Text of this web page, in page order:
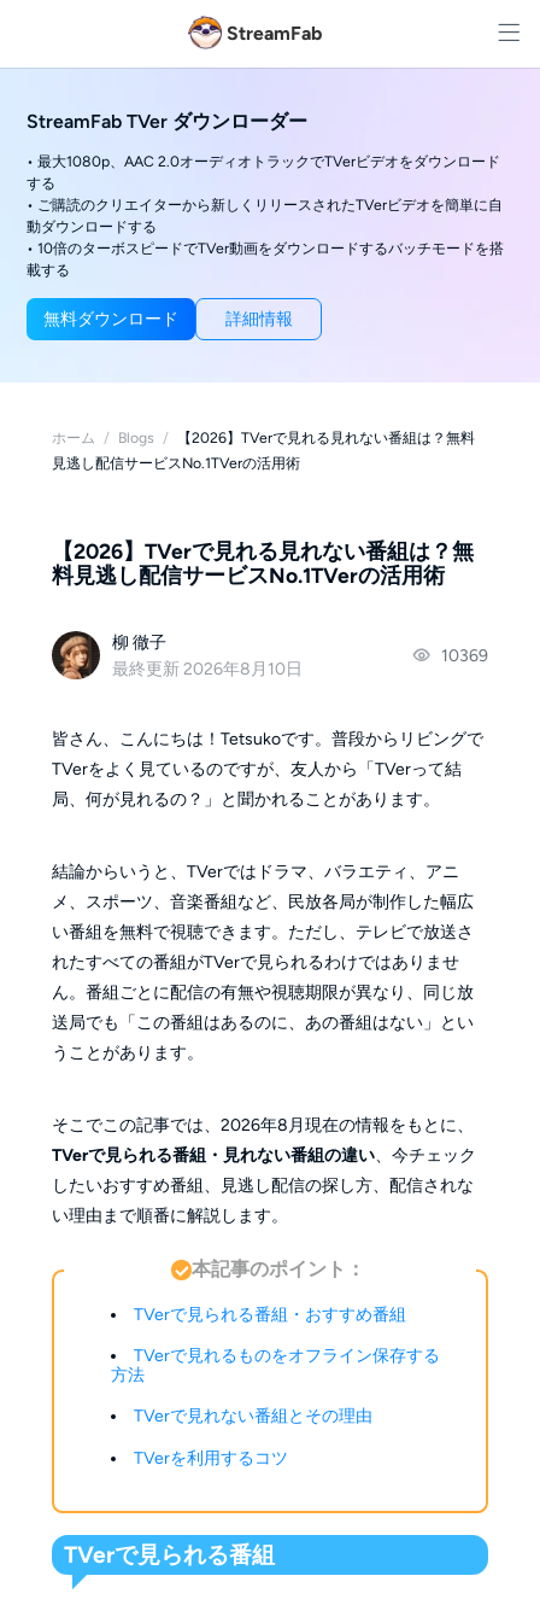
StreamFab
StreamFab TVer ダウンローダー
• 最大1080p、AAC 2.0オーディオトラックでTVerビデオをダウンロード
する
• ご購読のクリエイターから新しくリリースされたTVerビデオを簡単に自
動ダウンロードする
• 10倍のターボスピードでTVer動画をダウンロードするバッチモードを搭
載する
無料ダウンロード 詳細情報
ホーム / Blogs /
【2026】TVerで見れる見れない番組は？無料
見逃し配信サービスNo.1TVerの活用術
【2026】TVerで見れる見れない番組は？無
料見逃し配信サービスNo.1TVerの活用術
柳 徹子
最終更新 2026年8月10日
10369
皆さん、こんにちは！Tetsukoです。普段からリビングで
TVerをよく見ているのですが、友人から「TVerって結
局、何が見れるの？」と聞かれることがあります。
結論からいうと、TVerではドラマ、バラエティ、アニ
メ、スポーツ、音楽番組など、民放各局が制作した幅広
い番組を無料で視聴できます。ただし、テレビで放送さ
れたすべての番組がTVerで見られるわけではありませ
ん。番組ごとに配信の有無や視聴期限が異なり、同じ放
送局でも「この番組はあるのに、あの番組はない」とい
うことがあります。
そこでこの記事では、2026年8月現在の情報をもとに、
TVerで見られる番組・見れない番組の違い、今チェック
したいおすすめ番組、見逃し配信の探し方、配信されな
い理由まで順番に解説します。
本記事のポイント：
TVerで見られる番組・おすすめ番組
TVerで見れるものをオフライン保存する
方法
TVerで見れない番組とその理由
TVerを利用するコツ
TVerで見られる番組